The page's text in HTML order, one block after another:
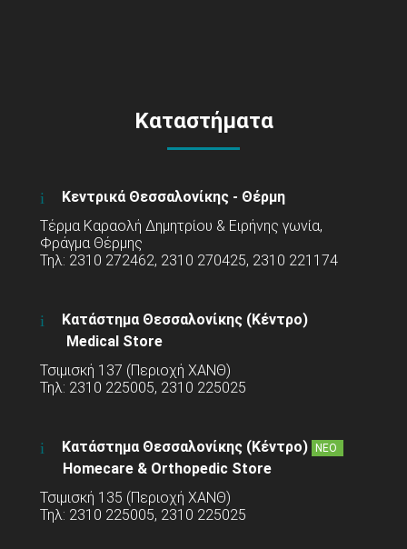
Καταστήματα
Κεντρικά Θεσσαλονίκης - Θέρμη
Τέρμα Καραολή Δημητρίου & Ειρήνης γωνία,
Φράγμα Θέρμης
Τηλ: 2310 272462, 2310 270425, 2310 221174
Κατάστημα Θεσσαλονίκης (Κέντρο)
Medical Store
Τσιμισκή 137 (Περιοχή ΧΑΝΘ)
Τηλ: 2310 225005, 2310 225025
Κατάστημα Θεσσαλονίκης (Κέντρο) ΝΕΟ
Homecare & Orthopedic Store
Τσιμισκή 135 (Περιοχή ΧΑΝΘ)
Τηλ: 2310 225005, 2310 225025